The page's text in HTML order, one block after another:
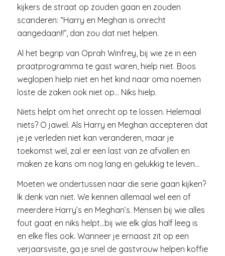
kijkers de straat op zouden gaan en zouden
scanderen: “Harry en Meghan is onrecht
aangedaan!!”, dan zou dat niet helpen.
Al het begrip van Oprah Winfrey, bij wie ze in een
praatprogramma te gast waren, hielp niet. Boos
weglopen hielp niet en het kind naar oma noemen
loste de zaken ook niet op… Niks hielp.
Niets helpt om het onrecht op te lossen. Helemaal
niets? O jawel. Als Harry en Meghan accepteren dat
je je verleden niet kan veranderen, maar je
toekomst wel, zal er een last van ze afvallen en
maken ze kans om nog lang en gelukkig te leven…
Moeten we ondertussen naar die serie gaan kijken?
Ik denk van niet. We kennen allemaal wel een of
meerdere Harry’s en Meghan’s. Mensen bij wie alles
fout gaat en niks helpt…bij wie elk glas half leeg is
en elke fles ook. Wanneer je ernaast zit op een
verjaarsvisite, ga je snel de gastvrouw helpen koffie